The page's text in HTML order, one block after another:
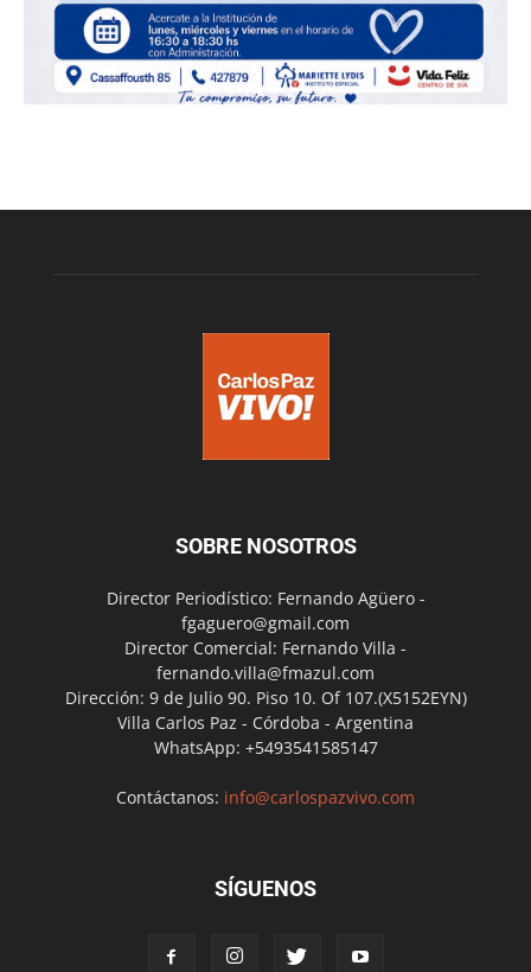
SOBRE NOSOTROS
Director Periodístico: Fernando Agüero -
fgaguero@gmail.com
Director Comercial: Fernando Villa -
fernando.villa@fmazul.com
Dirección: 9 de Julio 90. Piso 10. Of 107.(X5152EYN)
Villa Carlos Paz - Córdoba - Argentina
WhatsApp: +5493541585147
Contáctanos: info@carlospazvivo.com
SÍGUENOS